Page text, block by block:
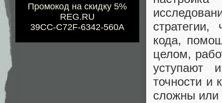
Промокод на скидку 5%
REG.RU
39CC-C72F-6342-560A
кода,
целом,
уступают
точности и
сложны или